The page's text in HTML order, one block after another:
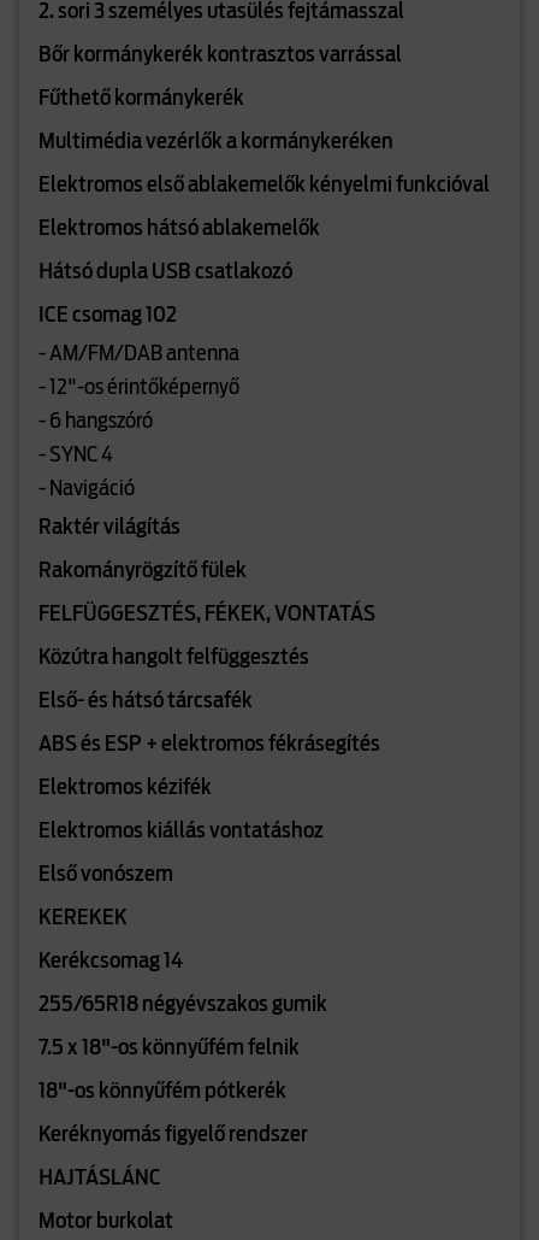
2. sori 3 személyes utasülés fejtámasszal
Bőr kormánykerék kontrasztos varrással
Fűthető kormánykerék
Multimédia vezérlők a kormánykeréken
Elektromos első ablakemelők kényelmi funkcióval
Elektromos hátsó ablakemelők
Hátsó dupla USB csatlakozó
ICE csomag 102
- AM/FM/DAB antenna
- 12"-os érintőképernyő
- 6 hangszóró
- SYNC 4
- Navigáció
Raktér világítás
Rakományrögzítő fülek
FELFÜGGESZTÉS, FÉKEK, VONTATÁS
Közútra hangolt felfüggesztés
Első- és hátsó tárcsafék
ABS és ESP + elektromos fékrásegítés
Elektromos kézifék
Elektromos kiállás vontatáshoz
Első vonószem
KEREKEK
Kerékcsomag 14
255/65R18 négyévszakos gumik
7.5 x 18"-os könnyűfém felnik
18"-os könnyűfém pótkerék
Keréknyomás figyelő rendszer
HAJTÁSLÁNC
Motor burkolat